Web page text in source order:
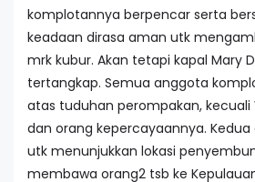
komplotannya berpencar serta
keadaan dirasa aman utk
mrk kubur. Akan tetapi kapal Mary
tertangkap. Semua anggota
atas tuduhan perompakan, kecuali
dan orang kepercayaannya.
utk menunjukkan lokasi
membawa orang2 tsb ke